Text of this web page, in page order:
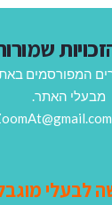
המפורסמים
מבעלי האתר.
לבעלי